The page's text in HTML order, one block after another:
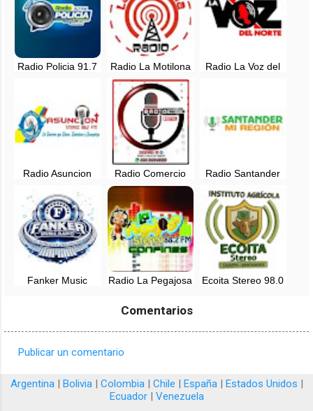
Radio Policia 91.7
Radio La Motilona
en vivo -
Santander,
colombia
Radio La Voz del
Radio Asuncion
Santander,
Colombia
Radio Comercio
Digital en vivo -
Colombia
Radio Santander
Colombia
Fanker Music
Radio La Pegajosa
Ecoita Stereo 98.0
Comentarios
o
Publicar un comentario
Argentina| Bolivia| Colombia| Chile | España| Estados Unidos |
Ecuador| Venezuela